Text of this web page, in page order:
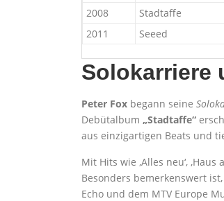
2008
Stadtaffe
2011
Seeed
Solokarriere
Peter Fox begann seine
Debütalbum „Stadtaffe“
aus einzigartigen Beats und
Mit Hits wie ‚Alles neu‘,
Besonders bemerkenswert
Echo und dem MTV Europe